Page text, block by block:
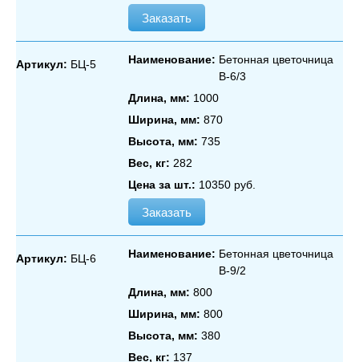
Заказать
Артикул: БЦ-5 Наименование: Бетонная цветочница
В‑6/3
Длина, мм: 1000
Ширина, мм: 870
Высота, мм: 735
Вес, кг: 282
Цена за шт.: 10350 руб.
Заказать
Артикул: БЦ-6 Наименование: Бетонная цветочница
В‑9/2
Длина, мм: 800
Ширина, мм: 800
Высота, мм: 380
Вес, кг: 137